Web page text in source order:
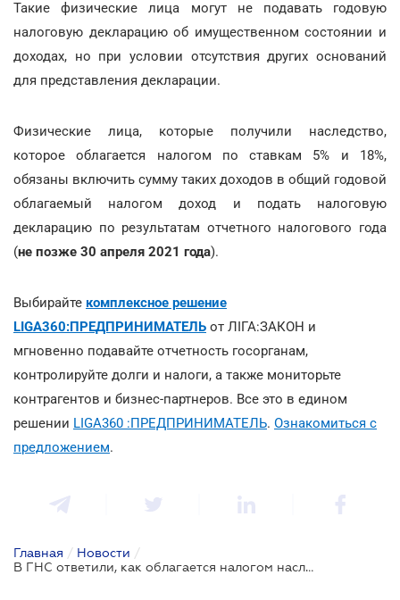
Такие физические лица могут не подавать годовую
налоговую декларацию об имущественном состоянии и
доходах, но при условии отсутствия других оснований
для представления декларации.
Физические лица, которые получили наследство,
которое облагается налогом по ставкам 5% и 18%,
обязаны включить сумму таких доходов в общий годовой
облагаемый налогом доход и подать налоговую
декларацию по результатам отчетного налогового года
(не позже 30 апреля 2021 года).
Выбирайте комплексное решение
LIGA360:ПРЕДПРИНИМАТЕЛЬ от ЛІГА:ЗАКОН и
мгновенно подавайте отчетность госорганам,
контролируйте долги и налоги, а также мониторьте
контрагентов и бизнес-партнеров. Все это в едином
решении LIGA360 :ПРЕДПРИНИМАТЕЛЬ. Ознакомиться с
предложением.
Главная / Новости /
В ГНС ответили, как облагается налогом наследство